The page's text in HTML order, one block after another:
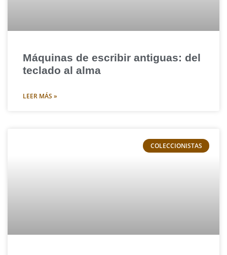
Máquinas de escribir antiguas: del
teclado al alma
LEER MÁS »
COLECCIONISTAS